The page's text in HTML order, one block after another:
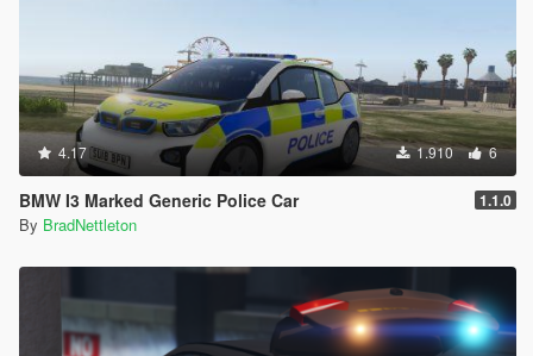
4.17 1.910 6
BMW I3 Marked Generic Police Car 1.1.0
By BradNettleton